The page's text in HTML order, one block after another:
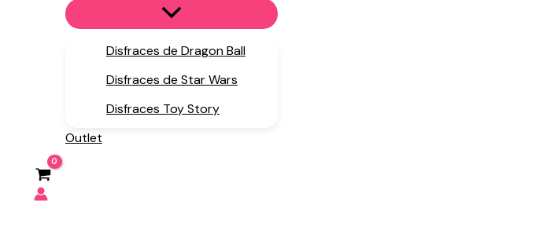
Disfraces de Dragon Ball
Disfraces de Star Wars
Disfraces Toy Story
Outlet